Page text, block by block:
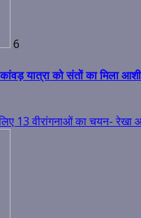
6
यात्रा को संतों का मिला
13 वीरांगनाओं का चयन- रेखा